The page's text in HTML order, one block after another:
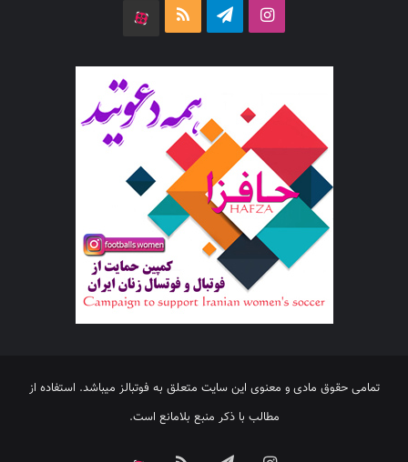
اینستاگرامتلگرام خوراک
تمامی حقوق مادی و معنوی این سایت متعلق به فوتبالز میباشد. استفاده از
مطالب با ذکر منبع بلامانع است.